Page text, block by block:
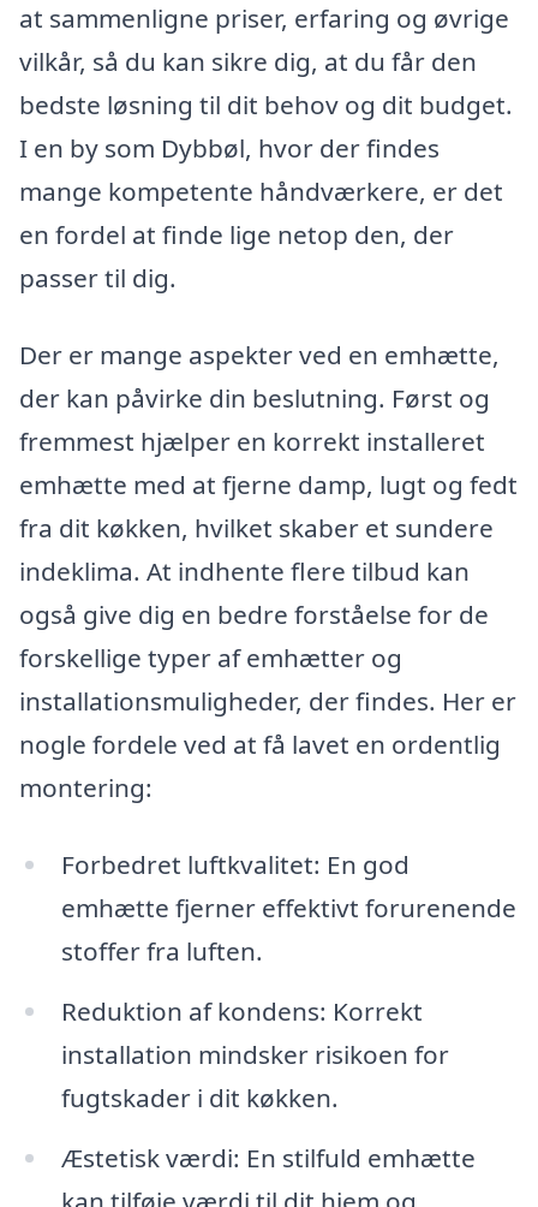
at sammenligne priser, erfaring og øvrige
vilkår, så du kan sikre dig, at du får den
bedste løsning til dit behov og dit budget.
I en by som Dybbøl, hvor der findes
mange kompetente håndværkere, er det
en fordel at finde lige netop den, der
passer til dig.
Der er mange aspekter ved en emhætte,
der kan påvirke din beslutning. Først og
fremmest hjælper en korrekt installeret
emhætte med at fjerne damp, lugt og fedt
fra dit køkken, hvilket skaber et sundere
indeklima. At indhente flere tilbud kan
også give dig en bedre forståelse for de
forskellige typer af emhætter og
installationsmuligheder, der findes. Her er
nogle fordele ved at få lavet en ordentlig
montering:
Forbedret luftkvalitet: En god
emhætte fjerner effektivt forurenende
stoffer fra luften.
Reduktion af kondens: Korrekt
installation mindsker risikoen for
fugtskader i dit køkken.
Æstetisk værdi: En stilfuld emhætte